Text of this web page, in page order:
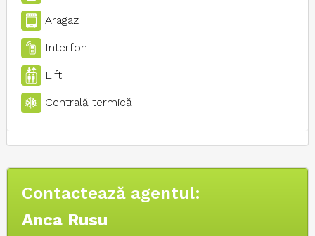
Aragaz
Interfon
Lift
Centrală termică
Contactează agentul:
Anca Rusu